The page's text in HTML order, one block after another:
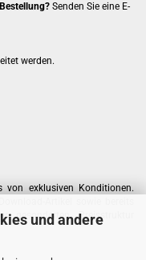
und andere
Senden Sie eine E-
werden.
von exklusiven Konditionen.
gesonderten Preisstruktur